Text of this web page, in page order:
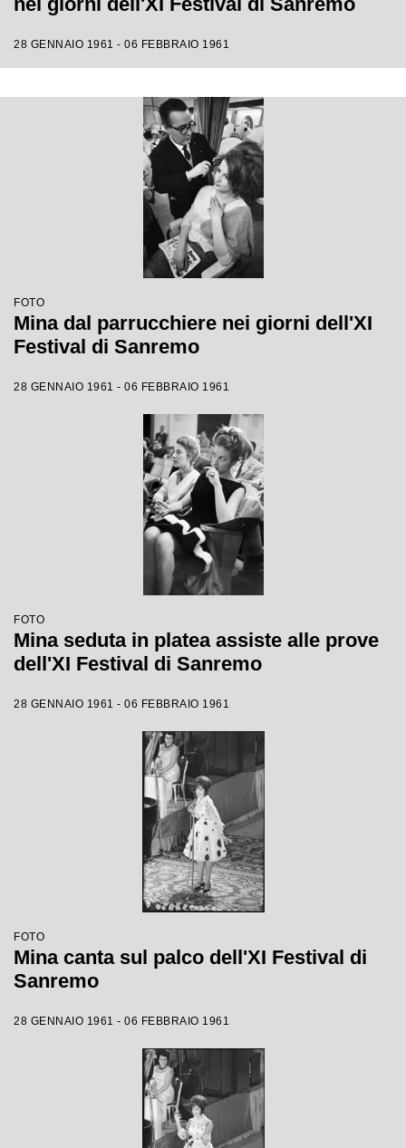
28 GENNAIO 1961 - 06 FEBBRAIO 1961
FOTO
Mina dal parrucchiere nei giorni dell'XI
Festival di Sanremo
28 GENNAIO 1961 - 06 FEBBRAIO 1961
FOTO
Mina seduta in platea assiste alle prove
dell'XI Festival di Sanremo
28 GENNAIO 1961 - 06 FEBBRAIO 1961
FOTO
Mina canta sul palco dell'XI Festival di
Sanremo
28 GENNAIO 1961 - 06 FEBBRAIO 1961